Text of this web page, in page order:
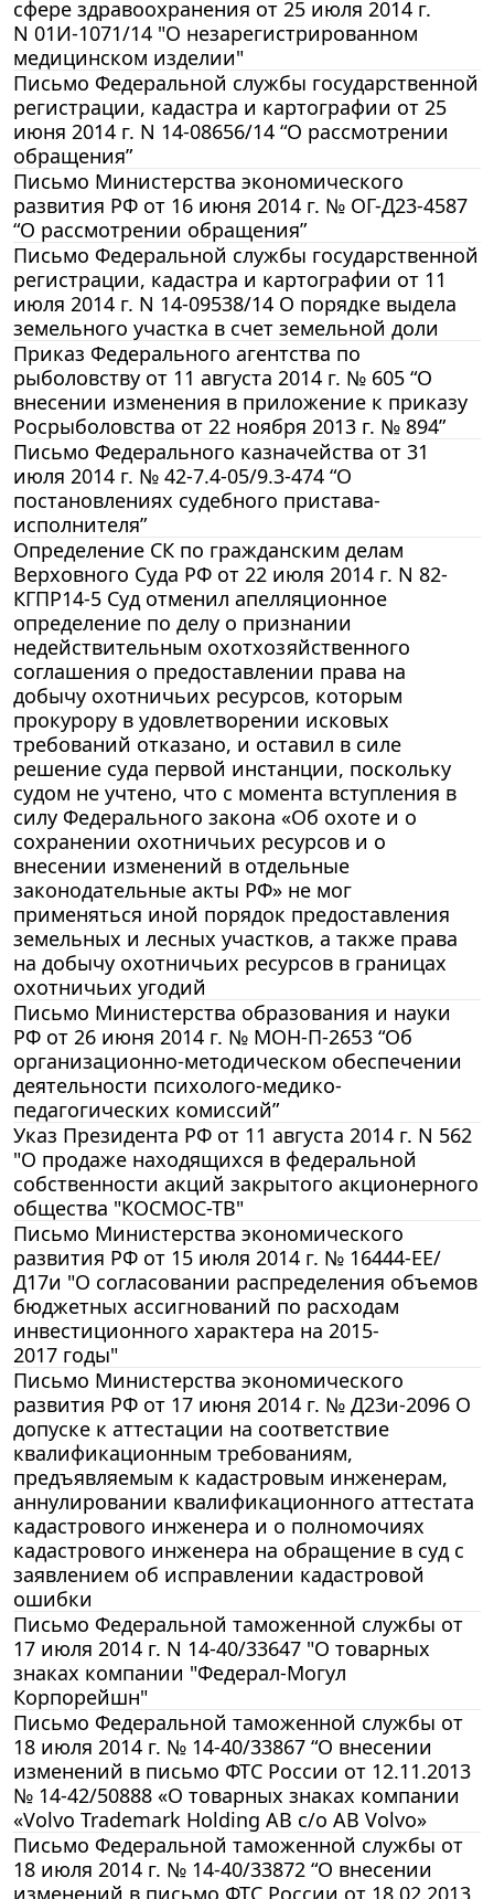
сфере здравоохранения от 25 июля 2014 г.
N 01И-1071/14 "О незарегистрированном
медицинском изделии"
Письмо Федеральной службы государственной
регистрации, кадастра и картографии от 25
июня 2014 г. N 14-08656/14 “О рассмотрении
обращения”
Письмо Министерства экономического
развития РФ от 16 июня 2014 г. № ОГ-Д23-4587
“О рассмотрении обращения”
Письмо Федеральной службы государственной
регистрации, кадастра и картографии от 11
июля 2014 г. N 14-09538/14 О порядке выдела
земельного участка в счет земельной доли
Приказ Федерального агентства по
рыболовству от 11 августа 2014 г. № 605 “О
внесении изменения в приложение к приказу
Росрыболовства от 22 ноября 2013 г. № 894”
Письмо Федерального казначейства от 31
июля 2014 г. № 42-7.4-05/9.3-474 “О
постановлениях судебного пристава-
исполнителя”
Определение СК по гражданским делам
Верховного Суда РФ от 22 июля 2014 г. N 82-
КГПР14-5 Суд отменил апелляционное
определение по делу о признании
недействительным охотхозяйственного
соглашения о предоставлении права на
добычу охотничьих ресурсов, которым
прокурору в удовлетворении исковых
требований отказано, и оставил в силе
решение суда первой инстанции, поскольку
судом не учтено, что с момента вступления в
силу Федерального закона «Об охоте и о
сохранении охотничьих ресурсов и о
внесении изменений в отдельные
законодательные акты РФ» не мог
применяться иной порядок предоставления
земельных и лесных участков, а также права
на добычу охотничьих ресурсов в границах
охотничьих угодий
Письмо Министерства образования и науки
РФ от 26 июня 2014 г. № МОН-П-2653 “Об
организационно-методическом обеспечении
деятельности психолого-медико-
педагогических комиссий”
Указ Президента РФ от 11 августа 2014 г. N 562
"О продаже находящихся в федеральной
собственности акций закрытого акционерного
общества "КОСМОС-ТВ"
Письмо Министерства экономического
развития РФ от 15 июля 2014 г. № 16444-ЕЕ/
Д17и "О согласовании распределения объемов
бюджетных ассигнований по расходам
инвестиционного характера на 2015-
2017 годы"
Письмо Министерства экономического
развития РФ от 17 июня 2014 г. № Д23и-2096 О
допуске к аттестации на соответствие
квалификационным требованиям,
предъявляемым к кадастровым инженерам,
аннулировании квалификационного аттестата
кадастрового инженера и о полномочиях
кадастрового инженера на обращение в суд с
заявлением об исправлении кадастровой
ошибки
Письмо Федеральной таможенной службы от
17 июля 2014 г. N 14-40/33647 "О товарных
знаках компании "Федерал-Могул
Корпорейшн"
Письмо Федеральной таможенной службы от
18 июля 2014 г. № 14-40/33867 “О внесении
изменений в письмо ФТС России от 12.11.2013
№ 14-42/50888 «О товарных знаках компании
«Volvo Trademark Holding АВ с/о АВ Volvo»
Письмо Федеральной таможенной службы от
18 июля 2014 г. № 14-40/33872 “О внесении
изменений в письмо ФТС России от 18.02.2013